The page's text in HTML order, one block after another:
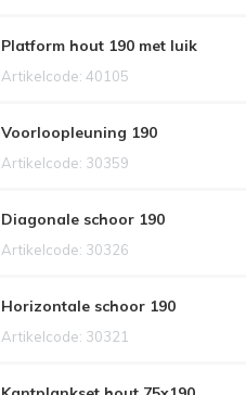
Platform hout 190 met luik
Artikelcode: 40105
Voorloopleuning 190
Artikelcode: 30359
Diagonale schoor 190
Artikelcode: 30326
Horizontale schoor 190
Artikelcode: 30321